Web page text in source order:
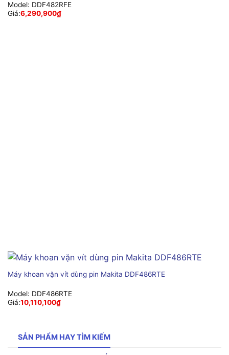
Model: DDF482RFE
Giá:6,290,900₫
Máy khoan vặn vít dùng pin Makita DDF486RTE
Model: DDF486RTE
Giá:10,110,100₫
SẢN PHẨM HAY TÌM KIẾM